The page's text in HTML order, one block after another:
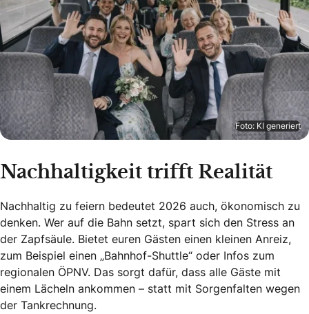
Foto: KI generiert
Nachhaltigkeit trifft Realität
Nachhaltig zu feiern bedeutet 2026 auch, ökonomisch zu
denken. Wer auf die Bahn setzt, spart sich den Stress an
der Zapfsäule. Bietet euren Gästen einen kleinen Anreiz,
zum Beispiel einen „Bahnhof-Shuttle“ oder Infos zum
regionalen ÖPNV. Das sorgt dafür, dass alle Gäste mit
einem Lächeln ankommen – statt mit Sorgenfalten wegen
der Tankrechnung.